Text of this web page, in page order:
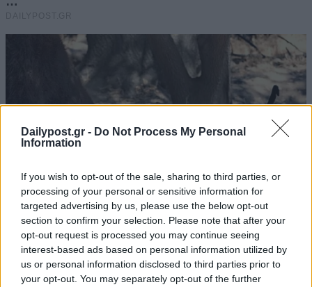
Dailypost.gr - Do Not Process My Personal
Information
If you wish to opt-out of the sale, sharing to third parties, or
processing of your personal or sensitive information for
targeted advertising by us, please use the below opt-out
section to confirm your selection. Please note that after your
opt-out request is processed you may continue seeing
interest-based ads based on personal information utilized by
us or personal information disclosed to third parties prior to
your opt-out. You may separately opt-out of the further